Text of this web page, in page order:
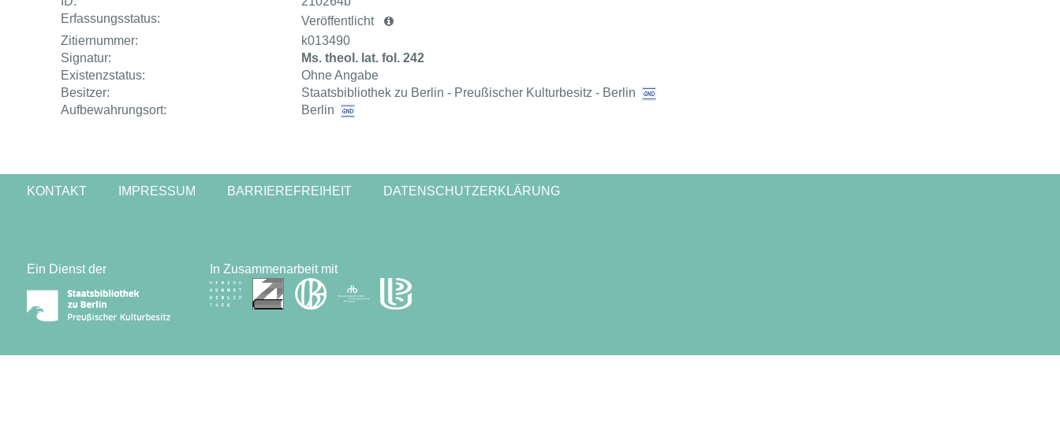
Erfassungsstatus:
Veröffentlicht
Zitiernummer:
k013490
Signatur:
Ms. theol. lat. fol. 242
Existenzstatus:
Ohne Angabe
Besitzer:
Staatsbibliothek zu Berlin - Preußischer Kulturbesitz - Berlin
Aufbewahrungsort:
Berlin
KONTAKT IMPRESSUM BARRIEREFREIHEIT DATENSCHUTZERKLÄRUNG
Ein Dienst der In Zusammenarbeit mit